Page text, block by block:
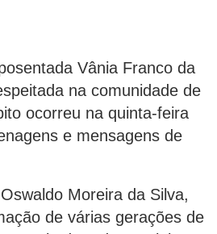
Vânia Franco da
na comunidade de
ocorreu na quinta-feira
e mensagens de
Moreira da Silva,
de várias gerações de